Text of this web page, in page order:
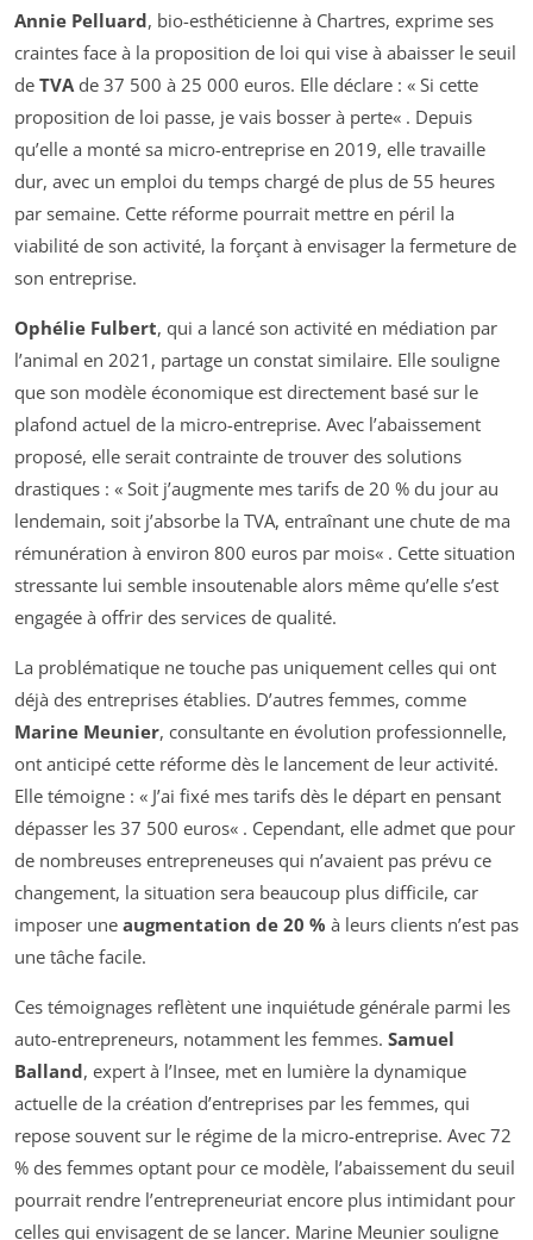
Annie Pelluard, bio-esthéticienne à Chartres, exprime ses
craintes face à la proposition de loi qui vise à abaisser le seuil
de TVA de 37 500 à 25 000 euros. Elle déclare : « Si cette
proposition de loi passe, je vais bosser à perte« . Depuis
qu’elle a monté sa micro-entreprise en 2019, elle travaille
dur, avec un emploi du temps chargé de plus de 55 heures
par semaine. Cette réforme pourrait mettre en péril la
viabilité de son activité, la forçant à envisager la fermeture de
son entreprise.
Ophélie Fulbert, qui a lancé son activité en médiation par
l’animal en 2021, partage un constat similaire. Elle souligne
que son modèle économique est directement basé sur le
plafond actuel de la micro-entreprise. Avec l’abaissement
proposé, elle serait contrainte de trouver des solutions
drastiques : « Soit j’augmente mes tarifs de 20 % du jour au
lendemain, soit j’absorbe la TVA, entraînant une chute de ma
rémunération à environ 800 euros par mois« . Cette situation
stressante lui semble insoutenable alors même qu’elle s’est
engagée à offrir des services de qualité.
La problématique ne touche pas uniquement celles qui ont
déjà des entreprises établies. D’autres femmes, comme
Marine Meunier, consultante en évolution professionnelle,
ont anticipé cette réforme dès le lancement de leur activité.
Elle témoigne : « J’ai fixé mes tarifs dès le départ en pensant
dépasser les 37 500 euros« . Cependant, elle admet que pour
de nombreuses entrepreneuses qui n’avaient pas prévu ce
changement, la situation sera beaucoup plus difficile, car
imposer une augmentation de 20 % à leurs clients n’est pas
une tâche facile.
Ces témoignages reflètent une inquiétude générale parmi les
auto-entrepreneurs, notamment les femmes. Samuel
Balland, expert à l’Insee, met en lumière la dynamique
actuelle de la création d’entreprises par les femmes, qui
repose souvent sur le régime de la micro-entreprise. Avec 72
% des femmes optant pour ce modèle, l’abaissement du seuil
pourrait rendre l’entrepreneuriat encore plus intimidant pour
celles qui envisagent de se lancer. Marine Meunier souligne